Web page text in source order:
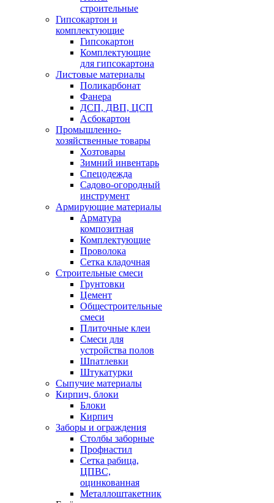
строительные
Гипсокартон и
комплектующие
Гипсокартон
Комплектующие
для гипсокартона
Листовые материалы
Поликарбонат
Фанера
ДСП, ДВП, ЦСП
Асбокартон
Промышленно-
хозяйственные товары
Хозтовары
Зимний инвентарь
Спецодежда
Садово-огородный
инструмент
Армирующие материалы
Арматура
композитная
Комплектующие
Проволока
Сетка кладочная
Строительные смеси
Грунтовки
Цемент
Общестроительные
смеси
Плиточные клеи
Смеси для
устройства полов
Шпатлевки
Штукатурки
Сыпучие материалы
Кирпич, блоки
Блоки
Кирпич
Заборы и ограждения
Столбы заборные
Профнастил
Сетка рабица,
ЦПВС,
оцинкованная
Металлоштакетник